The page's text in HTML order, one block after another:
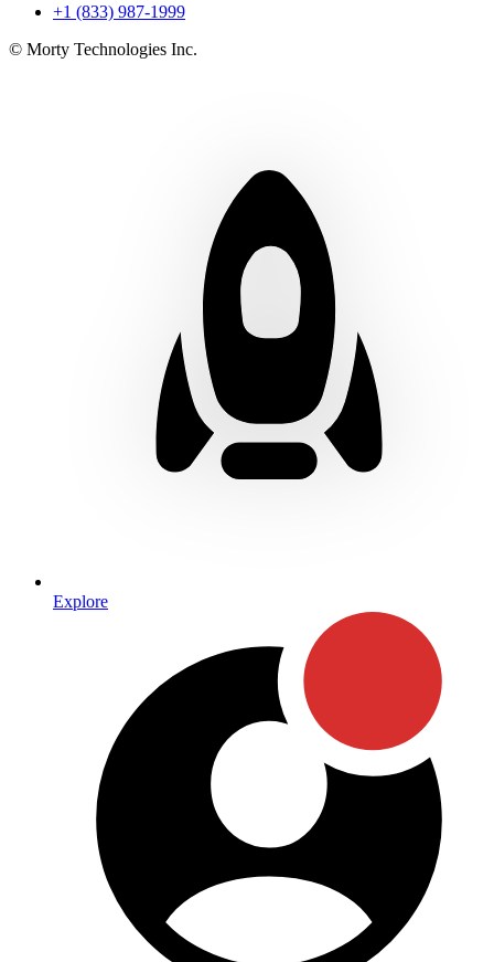
+1 (833) 987-1999
© Morty Technologies Inc.
Explore